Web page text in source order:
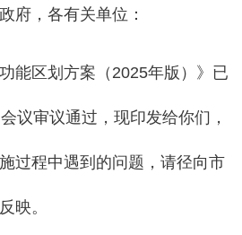
，各有关单位：
区划方案（2025年版）》已
议审议通过，现印发给你们，
过程中遇到的问题，请径向市
映。